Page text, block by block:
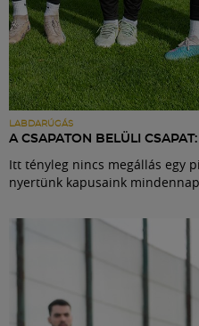
LABDARÚGÁS
A CSAPATON BELÜLI
Itt tényleg nincs megállás egy
nyertünk kapusaink